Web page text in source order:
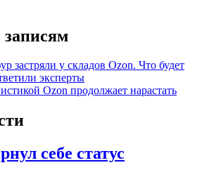
застряли у складов Ozon. Что будет
эксперты
Ozon продолжает нарастать
себе статус